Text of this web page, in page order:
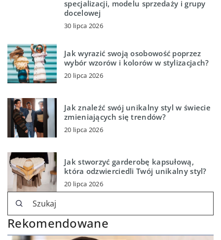
specjalizacji, modelu sprzedaży i grupy
docelowej
30 lipca 2026
Jak wyrazić swoją osobowość poprzez
wybór wzorów i kolorów w stylizacjach?
20 lipca 2026
Jak znaleźć swój unikalny styl w świecie
zmieniających się trendów?
20 lipca 2026
Jak stworzyć garderobę kapsułową,
która odzwierciedli Twój unikalny styl?
20 lipca 2026
Rekomendowane